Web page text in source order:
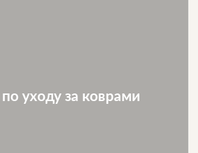
уходу за коврами